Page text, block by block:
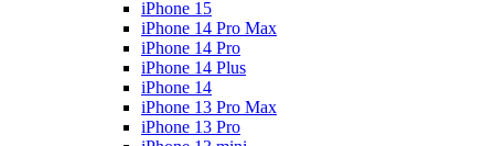
iPhone 15
iPhone 14 Pro Max
iPhone 14 Pro
iPhone 14 Plus
iPhone 14
iPhone 13 Pro Max
iPhone 13 Pro